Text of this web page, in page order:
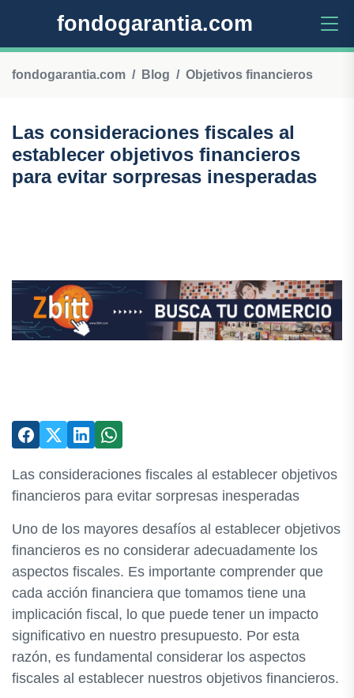
fondogarantia.com
fondogarantia.com Blog Objetivos financieros
Las consideraciones fiscales al
establecer objetivos financieros
para evitar sorpresas inesperadas
Las consideraciones fiscales al establecer objetivos
financieros para evitar sorpresas inesperadas
Uno de los mayores desafíos al establecer objetivos
financieros es no considerar adecuadamente los
aspectos fiscales. Es importante comprender que
cada acción financiera que tomamos tiene una
implicación fiscal, lo que puede tener un impacto
significativo en nuestro presupuesto. Por esta
razón, es fundamental considerar los aspectos
fiscales al establecer nuestros objetivos financieros.